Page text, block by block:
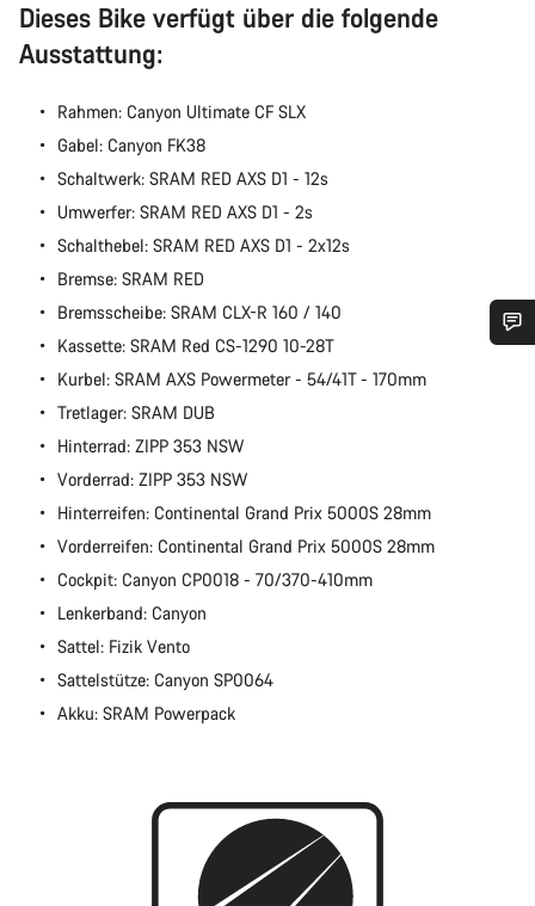
Dieses Bike verfügt über die folgende
Ausstattung:
Rahmen: Canyon Ultimate CF SLX
Gabel: Canyon FK38
Schaltwerk: SRAM RED AXS D1 - 12s
Umwerfer: SRAM RED AXS D1 - 2s
Schalthebel: SRAM RED AXS D1 - 2x12s
Bremse: SRAM RED
Bremsscheibe: SRAM CLX-R 160 / 140
Kassette: SRAM Red CS-1290 10-28T
Kurbel: SRAM AXS Powermeter - 54/41T - 170mm
Tretlager: SRAM DUB
Hinterrad: ZIPP 353 NSW
Vorderrad: ZIPP 353 NSW
Hinterreifen: Continental Grand Prix 5000S 28mm
Vorderreifen: Continental Grand Prix 5000S 28mm
Cockpit: Canyon CP0018 - 70/370-410mm
Lenkerband: Canyon
Sattel: Fizik Vento
Sattelstütze: Canyon SP0064
Akku: SRAM Powerpack
Benötigst du Hilfe?
Unsere Experten stehen dir jetzt im Chat zur Verfügung.
Chat starten